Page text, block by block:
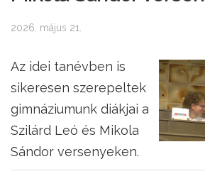
2026. május 21.
Az idei tanévben is
sikeresen szerepeltek
gimnáziumunk diákjai a
Szilárd Leó és Mikola
Sándor versenyeken.